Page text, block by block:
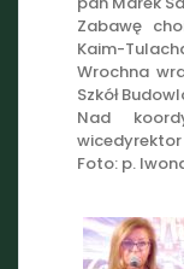
Zabawę
Kaim-
Wrochna
Szkół
Nad
wicedyrektor
Foto: p.